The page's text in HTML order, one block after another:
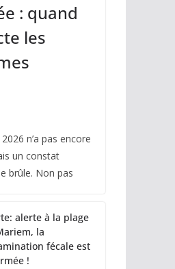
: quand
les
n’a pas encore
un constat
brûle. Non pas
alerte à la plage
la
fécale est
!